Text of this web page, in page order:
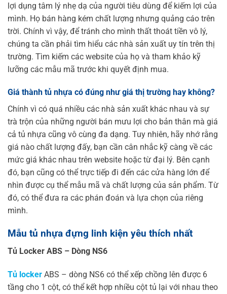
lợi dụng tâm lý nhẹ dạ của người tiêu dùng để kiếm lợi của
mình. Họ bán hàng kém chất lượng nhưng quảng cáo trên
trời. Chính vì vậy, để tránh cho mình thất thoát tiền vô lý,
chúng ta cần phải tìm hiểu các nhà sản xuất uy tín trên thị
trường. Tìm kiếm các website của họ và tham khảo kỹ
lưỡng các mẫu mã trước khi quyết định mua.
Giá thành tủ nhựa có đúng như giá thị trường hay không?
Chính vì có quá nhiều các nhà sản xuất khác nhau và sự
trà trộn của những người bán mưu lợi cho bản thân mà giá
cả tủ nhựa cũng vô cùng đa dạng. Tuy nhiên, hãy nhớ rằng
giá nào chất lượng đấy, bạn cần cân nhắc kỹ càng về các
mức giá khác nhau trên website hoặc từ đại lý. Bên cạnh
đó, bạn cũng có thể trực tiếp đi đến các cửa hàng lớn để
nhìn được cụ thể mẫu mã và chất lượng của sản phẩm. Từ
đó, có thể đưa ra các phán đoán và lựa chọn của riêng
mình.
Mẫu tủ nhựa đựng linh kiện yêu thích nhất
Tủ Locker ABS – Dòng NS6
Tủ locker ABS – dòng NS6 có thể xếp chồng lên được 6
tầng cho 1 cột, có thể kết hợp nhiều cột tủ lại với nhau theo